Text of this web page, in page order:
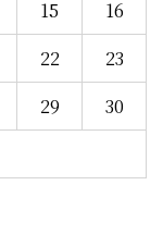
15
16
22
23
29
30